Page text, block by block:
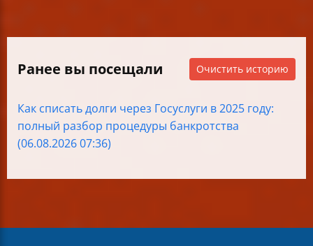
Ранее вы посещали Очистить историю
Как списать долги через Госуслуги в 2025 году:
полный разбор процедуры банкротства
(06.08.2026 07:36)